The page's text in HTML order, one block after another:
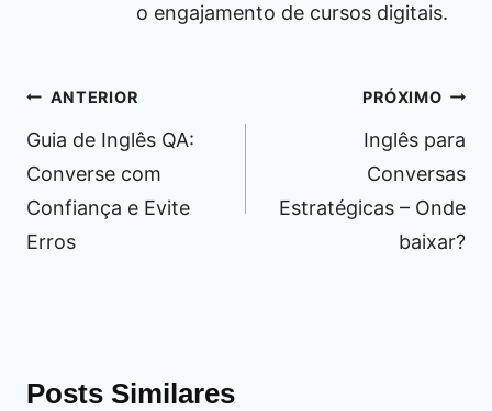
o engajamento de cursos digitais.
Navegação
de
Post
ANTERIOR
Guia de Inglês QA:
Converse com
Confiança e Evite
Erros
PRÓXIMO
Inglês para
Conversas
Estratégicas – Onde
baixar?
Posts Similares